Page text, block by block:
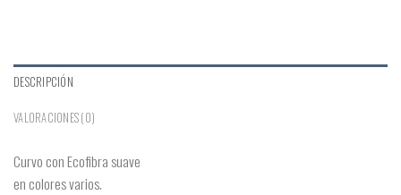
DESCRIPCIÓN
VALORACIONES (0)
Curvo con Ecofibra suave
en colores varios.